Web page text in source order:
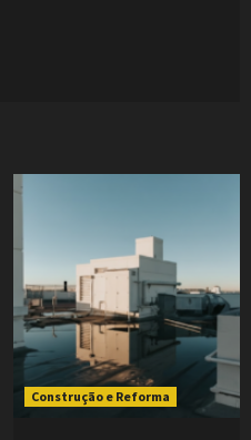
Construção e Reforma